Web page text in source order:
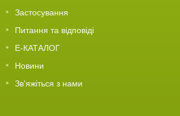
Застосування
Питання та відповіді
Е-КАТАЛОГ
Новини
Зв'яжіться з нами